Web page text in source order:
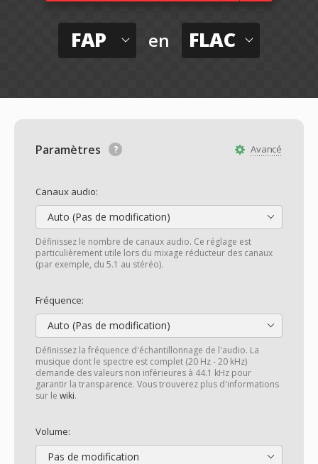
FAP en FLAC
Avancé
Paramètres
Canaux audio:
Auto (Pas de modification)
Définissez le nombre de canaux audio. Ce réglage est
particulièrement utile lors du mixage réducteur des canaux
(par exemple, du 5.1 au stéréo).
Fréquence:
Auto (Pas de modification)
Définissez la fréquence d'échantillonnage de l'audio. La
musique dont le spectre est complet (20 Hz - 20 kHz)
demande des valeurs non inférieures à 44.1 kHz pour
garantir la transparence. Vous trouverez plus d'informations
sur le wiki.
Volume:
Pas de modification